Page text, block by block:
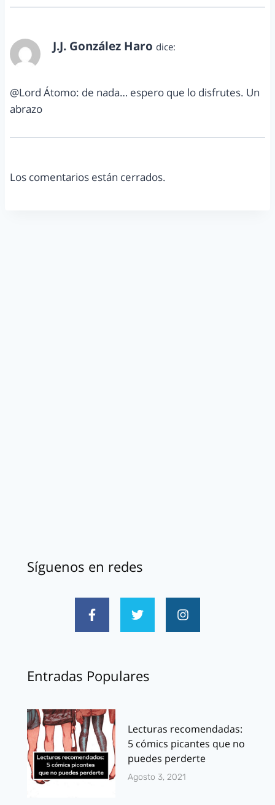
J.J. González Haro dice:
@Lord Átomo: de nada… espero que lo disfrutes. Un
abrazo
Los comentarios están cerrados.
Síguenos en redes
Entradas Populares
Lecturas recomendadas:
5 cómics picantes que no
puedes perderte
Agosto 3, 2021